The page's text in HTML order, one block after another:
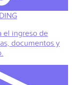
el ingreso de
documentos y